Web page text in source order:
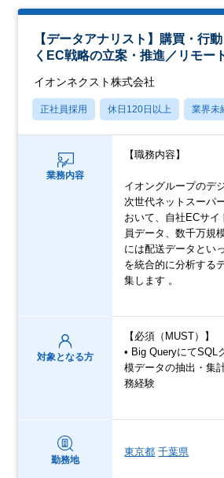
【データアナリスト】購買・行
くEC戦略の立案・推進／リモー
イオンネクスト株式会社
正社員採用 休日120日以上 業界未
業務内容
【職務内容】
イオングループのデ
次世代ネットスーパ
おいて、自社ECサ
員データ、数千万規
には配送データとい
を統合的に分析する
集します 。
対象となる方
【必須（MUST）】
• Big QueryにてSQL
模データの抽出・集
務経験
勤務地
東京都 千葉県